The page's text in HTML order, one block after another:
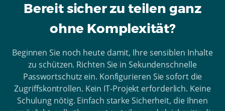
Bereit sicher zu teilen ganz
ohne Komplexität?
Beginnen Sie noch heute damit, Ihre sensiblen Inhalte
zu schützen. Richten Sie in Sekundenschnelle
Passwortschutz ein. Konfigurieren Sie sofort die
Zugriffskontrollen. Kein IT-Projekt erforderlich. Keine
Schulung nötig. Einfach starke Sicherheit, die Ihnen